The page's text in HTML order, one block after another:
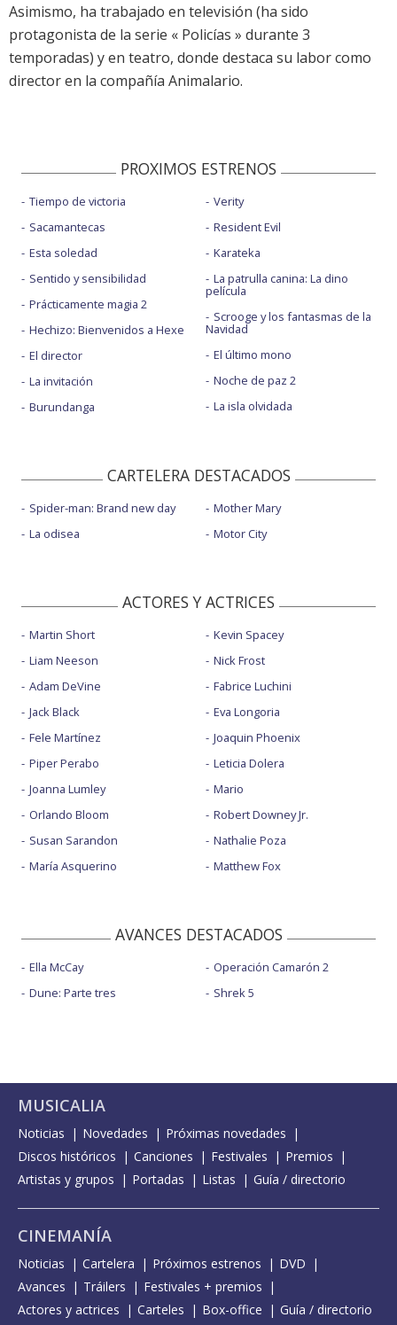
Asimismo, ha trabajado en televisión (ha sido
protagonista de la serie « Policías » durante 3
temporadas) y en teatro, donde destaca su labor como
director en la compañía Animalario.
PROXIMOS ESTRENOS
Tiempo de victoria
Sacamantecas
Esta soledad
Sentido y sensibilidad
Prácticamente magia 2
Hechizo: Bienvenidos a Hexe
El director
La invitación
Burundanga
Verity
Resident Evil
Karateka
La patrulla canina: La dino
película
Scrooge y los fantasmas de la
Navidad
El último mono
Noche de paz 2
La isla olvidada
CARTELERA DESTACADOS
Spider-man: Brand new day
La odisea
Mother Mary
Motor City
ACTORES Y ACTRICES
Martin Short
Liam Neeson
Adam DeVine
Jack Black
Fele Martínez
Piper Perabo
Joanna Lumley
Orlando Bloom
Susan Sarandon
María Asquerino
Kevin Spacey
Nick Frost
Fabrice Luchini
Eva Longoria
Joaquin Phoenix
Leticia Dolera
Mario
Robert Downey Jr.
Nathalie Poza
Matthew Fox
AVANCES DESTACADOS
Ella McCay
Dune: Parte tres
Operación Camarón 2
Shrek 5
MUSICALIA
Noticias Novedades
Próximas novedades
Discos históricos
Canciones Festivales
Premios
Artistas y grupos
Portadas Listas Guía / directorio
CINEMANÍA
Noticias Cartelera Próximos estrenos
DVD
Avances
Tráilers
Festivales + premios
Actores y actrices
Carteles Box-office Guía / directorio